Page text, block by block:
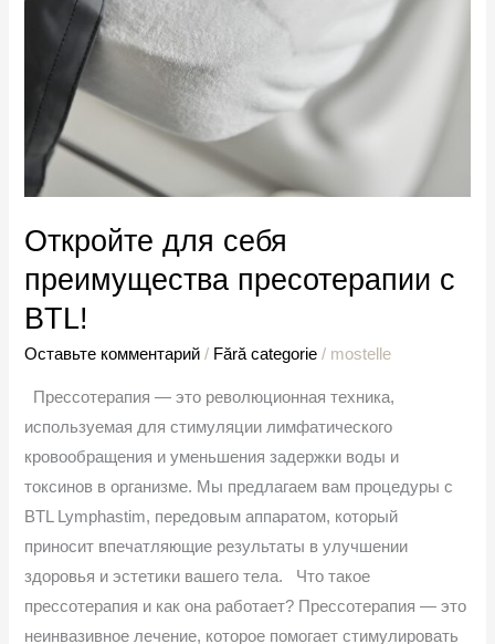
Откройте для себя
преимущества пресотерапии с
BTL!
Оставьте комментарий / Fără categorie / mostelle
Прессотерапия — это революционная техника,
используемая для стимуляции лимфатического
кровообращения и уменьшения задержки воды и
токсинов в организме. Мы предлагаем вам процедуры с
BTL Lymphastim, передовым аппаратом, который
приносит впечатляющие результаты в улучшении
здоровья и эстетики вашего тела. Что такое
прессотерапия и как она работает? Прессотерапия — это
неинвазивное лечение, которое помогает стимулировать